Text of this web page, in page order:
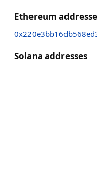
Ethereum
Solana addresses